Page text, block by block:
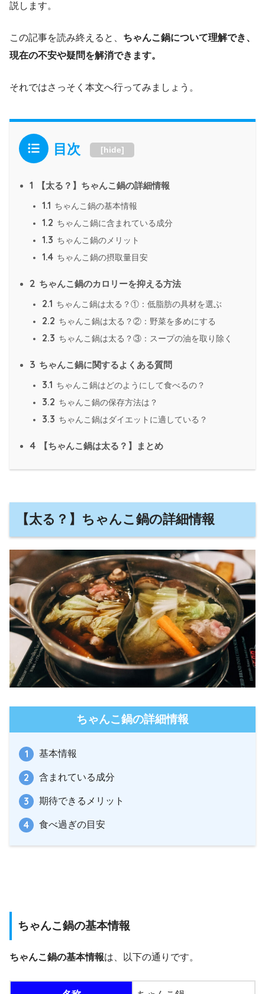
説します。
この記事を読み終えると、 ちゃんこ鍋について理解でき、
現在の不安や疑問を解消できます。
それではさっそく本文へ行ってみましょう。
目次 [hide]
1 【太る？】ちゃんこ鍋の詳細情報
1.1 ちゃんこ鍋の基本情報
1.2 ちゃんこ鍋に含まれている成分
1.3 ちゃんこ鍋のメリット
1.4 ちゃんこ鍋の摂取量目安
2 ちゃんこ鍋のカロリーを抑える方法
2.1 ちゃんこ鍋は太る？①：低脂肪の具材を選ぶ
2.2 ちゃんこ鍋は太る？②：野菜を多めにする
2.3 ちゃんこ鍋は太る？③：スープの油を取り除く
3 ちゃんこ鍋に関するよくある質問
3.1 ちゃんこ鍋はどのようにして食べるの？
3.2 ちゃんこ鍋の保存方法は？
3.3 ちゃんこ鍋はダイエットに適している？
4 【ちゃんこ鍋は太る？】まとめ
【太る？】ちゃんこ鍋の詳細情報
ちゃんこ鍋の詳細情報
基本情報
含まれている成分
期待できるメリット
食べ過ぎの目安
ちゃんこ鍋の基本情報
ちゃんこ鍋の基本情報は、以下の通りです。